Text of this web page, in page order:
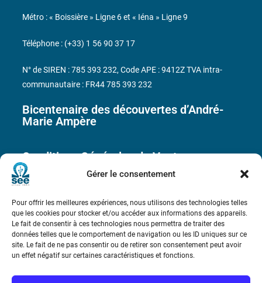
Gérer le consentement
Pour offrir les meilleures expériences, nous utilisons des technologies telles
que les cookies pour stocker et/ou accéder aux informations des appareils.
Le fait de consentir à ces technologies nous permettra de traiter des
données telles que le comportement de navigation ou les ID uniques sur ce
site. Le fait de ne pas consentir ou de retirer son consentement peut avoir
un effet négatif sur certaines caractéristiques et fonctions.
Bicentenaire des découvertes d’André-
Marie Ampère
Conditions Générales de Vente
Contact
Métro : « Boissière » Ligne 6 et « Iéna » Ligne 9
Téléphone : (+33) 1 56 90 37 17
N° de SIREN : 785 393 232, Code APE : 9412Z TVA intra-
communautaire : FR44 785 393 232